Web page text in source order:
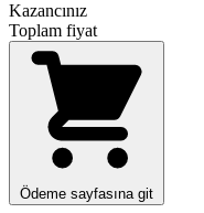
Kazancınız
Toplam fiyat
Ödeme sayfasına git